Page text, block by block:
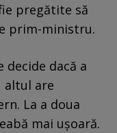
pregătite să
prim-ministru.
decide dacă a
altul are
La a doua
mai ușoară.